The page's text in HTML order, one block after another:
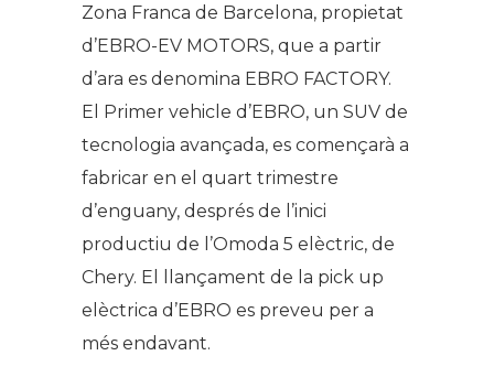
Zona Franca de Barcelona, propietat
d’EBRO-EV MOTORS, que a partir
d’ara es denomina EBRO FACTORY.
El Primer vehicle d’EBRO, un SUV de
tecnologia avançada, es començarà a
fabricar en el quart trimestre
d’enguany, després de l’inici
productiu de l’Omoda 5 elèctric, de
Chery. El llançament de la pick up
elèctrica d’EBRO es preveu per a
més endavant.